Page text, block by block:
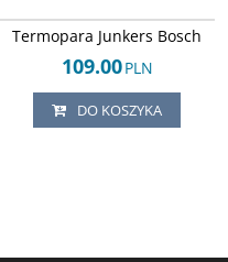
Termopara Junkers Bosch
109.00PLN
DO KOSZYKA